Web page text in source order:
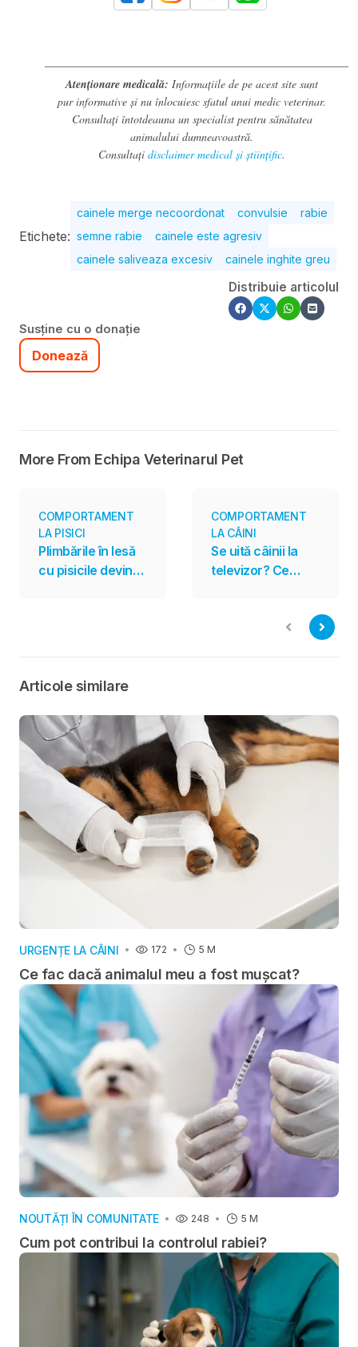
Atenționare medicală: Informațiile de pe acest site sunt
pur informative și nu înlocuiesc sfatul unui medic veterinar.
Consultați întotdeauna un specialist pentru sănătatea
animalului dumneavoastră.
Consultați disclaimer medical și științific.
Etichete:
cainele merge necoordonat convulsie
rabie
semne rabie
cainele este agresiv
cainele saliveaza excesiv
cainele inghite greu
Distribuie articolul
Susține cu o donație
Donează
More From Echipa Veterinarul Pet
COMPORTAMENT
LA PISICI
Plimbările în lesă
cu pisicile devin
COMPORTAMENT
LA CÂINI
Se uită câinii la
televizor? Ce
Articole similare
URGENȚE LA CÂINI 172 5 M
Ce fac dacă animalul meu a fost mușcat?
NOUTĂȚI ÎN COMUNITATE 248 5 M
Cum pot contribui la controlul rabiei?